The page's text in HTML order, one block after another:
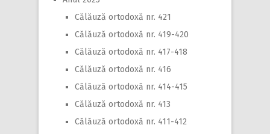
Călăuză ortodoxă nr. 421
Călăuză ortodoxă nr. 419-420
Călăuză ortodoxă nr. 417-418
Călăuză ortodoxă nr. 416
Călăuză ortodoxă nr. 414-415
Călăuză ortodoxă nr. 413
Călăuză ortodoxă nr. 411-412